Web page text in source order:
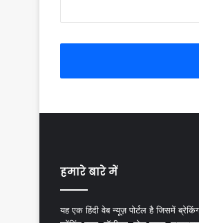
हमारे बारे में
यह एक हिंदी वेब न्यूज़ पोर्टल है जिसमें